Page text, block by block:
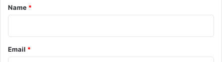
*
Name *
Email *